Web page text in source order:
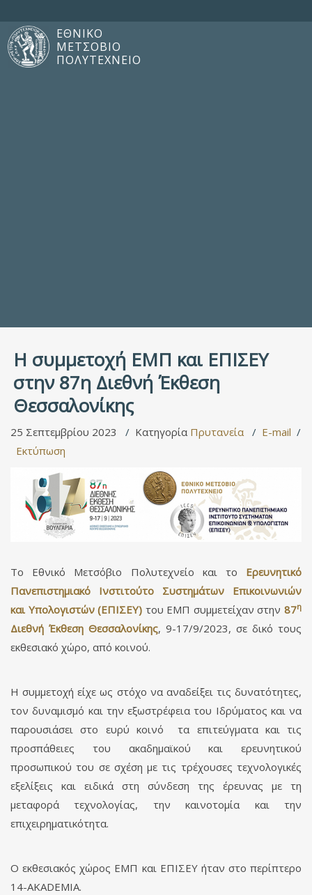
ΕΘΝΙΚΟ
ΜΕΤΣΟΒΙΟ
ΠΟΛΥΤΕΧΝΕΙΟ
Η συμμετοχή ΕΜΠ και ΕΠΙΣΕΥ
στην 87η Διεθνή Έκθεση
Θεσσαλονίκης
25 Σεπτεμβρίου 2023 Κατηγορία Πρυτανεία
E-mail
Εκτύπωση
Το Εθνικό Μετσόβιο Πολυτεχνείο και το Ερευνητικό
Πανεπιστημιακό Ινστιτούτο Συστημάτων Επικοινωνιών
και Υπολογιστών (ΕΠΙΣΕΥ) του ΕΜΠ συμμετείχαν στην87η
Διεθνή Έκθεση Θεσσαλονίκης, 9-17/9/2023, σε δικό τους
εκθεσιακό χώρο, από κοινού.
Η συμμετοχή είχε ως στόχο να αναδείξει τις δυνατότητες,
τον δυναμισμό και την εξωστρέφεια του Ιδρύματος και να
παρουσιάσει στο ευρύ κοινό τα επιτεύγματα και τις
προσπάθειες του ακαδημαϊκού και ερευνητικού
προσωπικού του σε σχέση με τις τρέχουσες τεχνολογικές
εξελίξεις και ειδικά στη σύνδεση της έρευνας με τη
μεταφορά τεχνολογίας, την καινοτομία και την
επιχειρηματικότητα.
Ο εκθεσιακός χώρος ΕΜΠ και ΕΠΙΣΕΥ ήταν στο περίπτερο
14-AKADEMIA.